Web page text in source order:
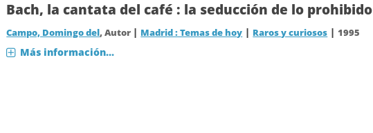
Bach, la cantata del café : la seducción de lo prohibido
Campo, Domingo del, Autor | Madrid : Temas de hoy | Raros y curiosos |1995
Más información...